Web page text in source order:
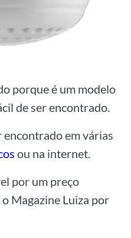
porque é um modelo
de ser encontrado.
encontrado em várias
ou na internet.
por um preço
Magazine Luiza por